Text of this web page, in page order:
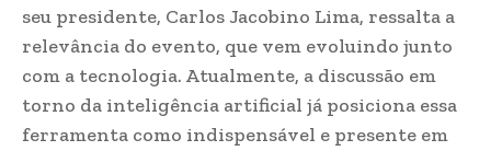
seu presidente, Carlos Jacobino Lima, ressalta a
relevância do evento, que vem evoluindo junto
com a tecnologia. Atualmente, a discussão em
torno da inteligência artificial já posiciona essa
ferramenta como indispensável e presente em